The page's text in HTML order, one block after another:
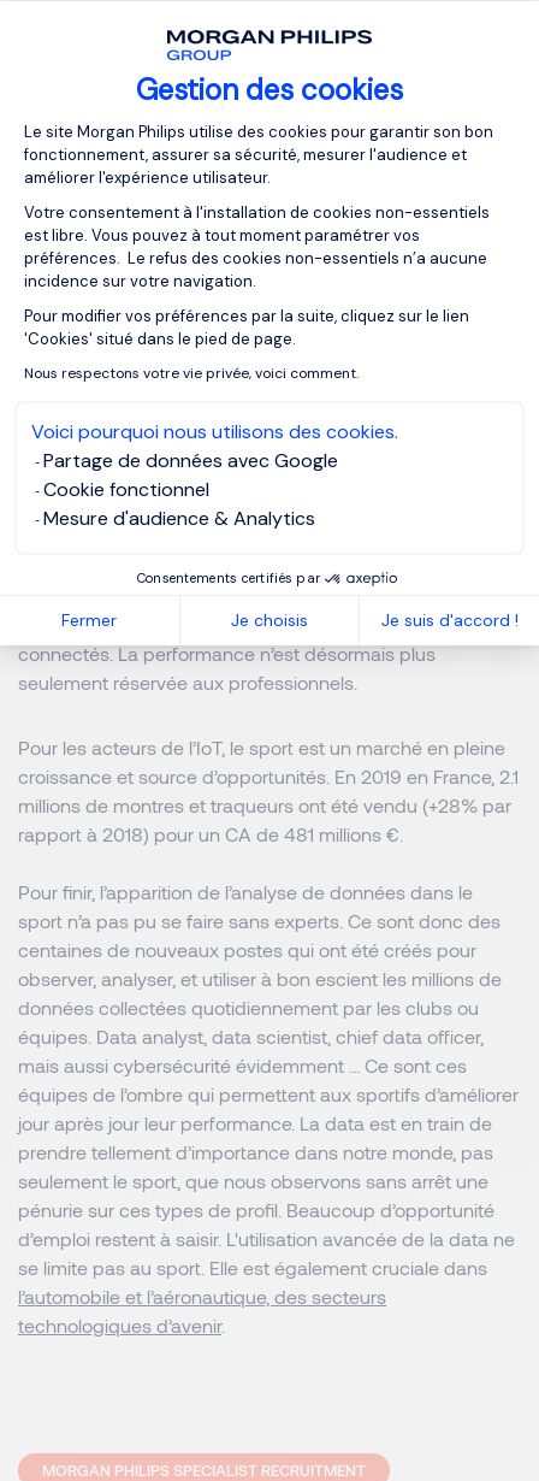
Gestion des cookies
Plateforme de Gestion du
Le site Morgan Philips utilise des cookies pour garantir son bon
fonctionnement, assurer sa sécurité, mesurer l'audience et
améliorer l'expérience utilisateur.
Votre consentement à l'installation de cookies non-essentiels
est libre. Vous pouvez à tout moment paramétrer vos
préférences. Le refus des cookies non-essentiels n’a aucune
incidence sur votre navigation.
Pour modifier vos préférences par la suite, cliquez sur le lien
'Cookies' situé dans le pied de page.
Nous respectons votre vie privée, voici comment.
Voici pourquoi nous utilisons des cookies.
Partage de données avec Google
Cookie fonctionnel
Mesure d'audience & Analytics
Consentements certifiés par
Fermer Je choisis Je suis d'accord !
Axeptio consent
Une source d’opportunités
économiques
Plus personne ne s’en rend compte, mais il est devenu
normal aujourd’hui d’avoir des informations en direct
pendant un match sur un joueur de handball (distance
parcourue, précision des tirs, nombre d’interceptions, …) ou
pour un coureur d’avoir une montre qui lui indique son
rythme cardiaque et sa vitesse. Pour avoir rendu cela
possible, il ne faut pas oublier l’importance de l’émergence
de l’IoT (internet des objets) en complémentarité de la
data. Ce sont tous les capteurs connectés, toutes les
données. Ils étaient au départ à destination des
professionnels (car extrêmement chers), mais depuis
quelques années nous observons une démocratisation de
ces objets connectés pour les amateurs. Ainsi même ces
propres données pour se créer des entrainements sur
inatteignables sans ces géniaux petits compagnons
connectés. La performance n’est désormais plus
seulement réservée aux professionnels.
Pour les acteurs de l’IoT, le sport est un marché en pleine
croissance et source d’opportunités. En 2019 en France, 2.1
millions de montres et traqueurs ont été vendu (+28% par
rapport à 2018) pour un CA de 481 millions €.
Pour finir, l’apparition de l’analyse de données dans le
sport n’a pas pu se faire sans experts. Ce sont donc des
centaines de nouveaux postes qui ont été créés pour
observer, analyser, et utiliser à bon escient les millions de
données collectées quotidiennement par les clubs ou
équipes. Data analyst, data scientist, chief data officer,
mais aussi cybersécurité évidemment … Ce sont ces
équipes de l’ombre qui permettent aux sportifs d’améliorer
jour après jour leur performance. La data est en train de
prendre tellement d’importance dans notre monde, pas
seulement le sport, que nous observons sans arrêt une
pénurie sur ces types de profil. Beaucoup d’opportunité
d’emploi restent à saisir. L'utilisation avancée de la data ne
se limite pas au sport. Elle est également cruciale dans
l’automobile et l’aéronautique, des secteurs
technologiques d’avenir.
MORGAN PHILIPS SPECIALIST RECRUITMENT